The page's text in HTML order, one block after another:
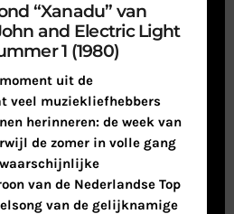
“Xanadu” van
and Electric Light
1 (1980)
uit de
veel muziekliefhebbers
herinneren: de week van
de zomer in volle gang
van de Nederlandse Top
van de gelijknamige